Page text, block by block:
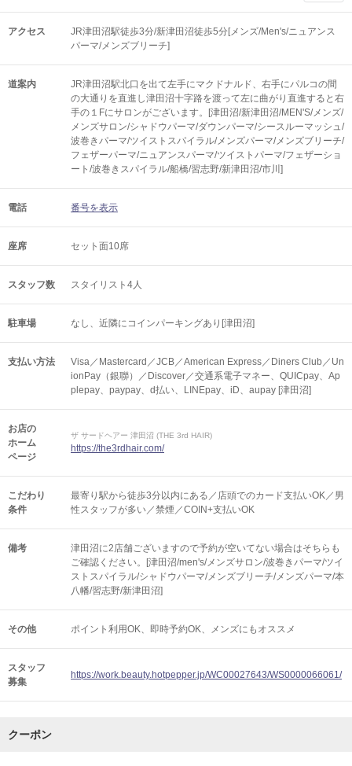
アクセス
JR津田沼駅徒歩3分/新津田沼徒歩5分[メンズ/Men's/ニュアンス
パーマ/メンズブリーチ]
道案内
JR津田沼駅北口を出て左手にマクドナルド、右手にパルコの間
の大通りを直進し津田沼十字路を渡って左に曲がり直進すると右
手の１Fにサロンがございます。[津田沼/新津田沼/MEN'S/メンズ/
メンズサロン/シャドウパーマ/ダウンパーマ/シースルーマッシュ/
波巻きパーマ/ツイストスパイラル/メンズパーマ/メンズブリーチ/
フェザーパーマ/ニュアンスパーマ/ツイストパーマ/フェザーショ
ート/波巻きスパイラル/船橋/習志野/新津田沼/市川]
電話 番号を表示
座席 セット面10席
スタッフ数 スタイリスト4人
駐車場 なし、近隣にコインパーキングあり[津田沼]
支払い方法
Visa／Mastercard／JCB／American Express／Diners Club／Un
ionPay（銀聯）／Discover／交通系電子マネー、QUICpay、Ap
plepay、paypay、d払い、LINEpay、iD、aupay [津田沼]
お店の
ホーム
ページ
ザ サードヘアー 津田沼 (THE 3rd HAIR)
https://the3rdhair.com/
こだわり
条件
最寄り駅から徒歩3分以内にある／店頭でのカード支払いOK／男
性スタッフが多い／禁煙／COIN+支払いOK
備考
津田沼に2店舗ございますので予約が空いてない場合はそちらも
ご確認ください。[津田沼/men's/メンズサロン/波巻きパーマ/ツイ
ストスパイラル/シャドウパーマ/メンズブリーチ/メンズパーマ/本
八幡/習志野/新津田沼]
その他 ポイント利用OK 即時予約OK メンズにもオススメ
スタッフ
募集
https://work.beauty.hotpepper.jp/WC00027643/WS0000066061/
クーポン